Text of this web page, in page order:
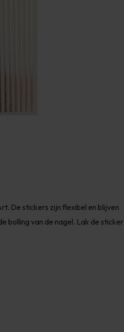
De stickers zijn flexibel en blijven
bolling van de nagel. Lak de sticker